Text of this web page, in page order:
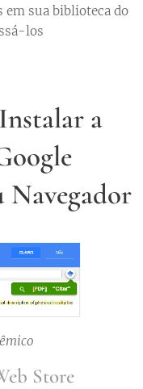
em sua biblioteca do
los
a
Navegador
Store